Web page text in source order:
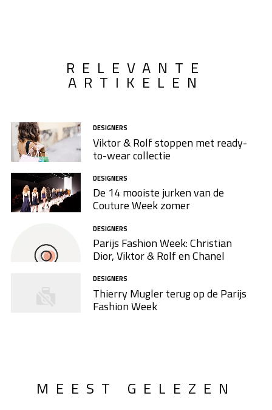
RELEVANTE
ARTIKELEN
DESIGNERS
Viktor & Rolf stoppen met ready-
to-wear collectie
DESIGNERS
De 14 mooiste jurken van de
Couture Week zomer
DESIGNERS
Parijs Fashion Week: Christian
Dior, Viktor & Rolf en Chanel
DESIGNERS
Thierry Mugler terug op de Parijs
Fashion Week
MEEST GELEZEN